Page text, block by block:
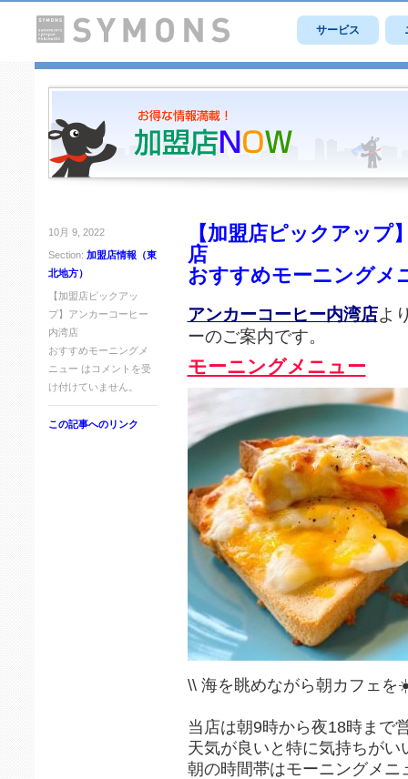
サービス
10月 9, 2022
Section: 加盟店情報（東
北地方）
【加盟店ピックアッ
プ】アンカーコーヒー
内湾店
おすすめモーニングメ
ニュー は コメントを受
け付けていません。
この記事へのリンク
【加盟店ピックアップ
店
おすすめモーニングメ
アンカーコーヒー内湾店よ
ーのご案内です。
モーニングメニュー
\\ 海を眺めながら朝カフェを
当店は朝9時から夜18時まで
天気が良いと特に気持ちがい
朝の時間帯はモーニングメニ